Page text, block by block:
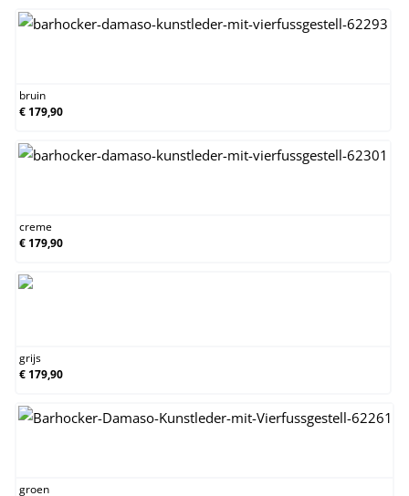
bruin
€ 179,90
creme
€ 179,90
grijs
€ 179,90
groen